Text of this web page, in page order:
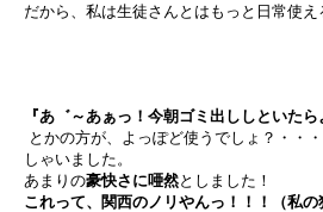
だから、私は生徒さんとはもっと日常使え
『あ゛～あぁっ！今朝ゴミ出ししといた
とかの方が、よっぽど使うでしょ？・・
しゃいました。
あまりの豪快さに唖然としました！
これって、関西のノリやんっ！！！（私の